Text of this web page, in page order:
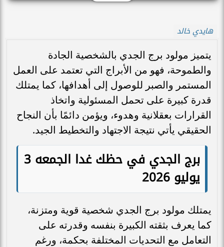
هايدي خالد
يتميز مولود برج الجدي بالشخصية الجادة
والطموحة، فهو من الأبراج التي تعتمد على العمل
المستمر والصبر للوصول إلى أهدافها، كما يمتلك
قدرة كبيرة على تحمل المسئولية واتخاذ
القرارات بعقلانية وهدوء، ويؤمن دائمًا بأن النجاح
الحقيقي يأتي نتيجة الاجتهاد والتخطيط الجيد.
برج الجدي في حظك غدا الجمعه 3
يوليو 2026
يمتلك مولود برج الجدي شخصية قوية ومتزنة،
كما يعرف بثقته الكبيرة بنفسه وقدرته على
التعامل مع التحديات المختلفة بحكمة، ورغم